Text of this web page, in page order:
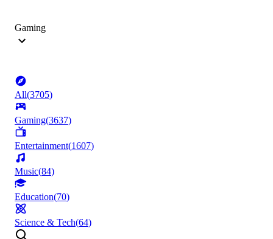
Gaming
All(3705)
Gaming(3637)
Entertainment(1607)
Music(84)
Education(70)
Science & Tech(64)